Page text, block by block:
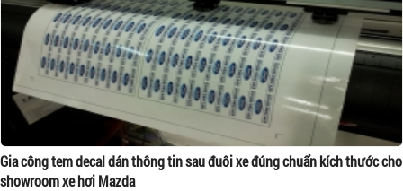
Gia công tem decal dán thông tin sau đuôi xe đúng chuẩn kích thước cho
showroom xe hơi Mazda